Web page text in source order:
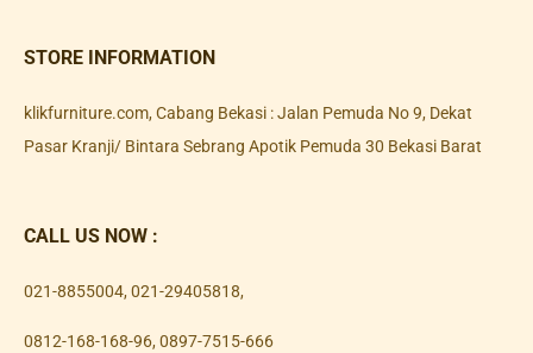
STORE INFORMATION
klikfurniture.com, Cabang Bekasi : Jalan Pemuda No 9, Dekat
Pasar Kranji/ Bintara Sebrang Apotik Pemuda 30 Bekasi Barat
CALL US NOW :
021-8855004, 021-29405818,
0812-168-168-96, 0897-7515-666